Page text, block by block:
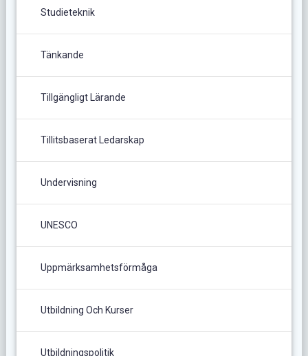
Studieteknik
Tänkande
Tillgängligt Lärande
Tillitsbaserat Ledarskap
Undervisning
UNESCO
Uppmärksamhetsförmåga
Utbildning Och Kurser
Utbildningspolitik